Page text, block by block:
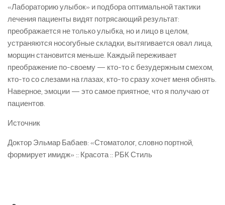
«Лабораторию улыбок» и подбора оптимальной тактики
лечения пациенты видят потрясающий результат:
преображается не только улыбка, но и лицо в целом,
устраняются носогубные складки, вытягивается овал лица,
морщин становится меньше. Каждый переживает
преображение по-своему — кто-то с безудержным смехом,
кто-то со слезами на глазах, кто-то сразу хочет меня обнять.
Наверное, эмоции — это самое приятное, что я получаю от
пациентов.
Источник
Доктор Эльмар Бабаев: «Стоматолог, словно портной,
формирует имидж» :: Красота :: РБК Стиль